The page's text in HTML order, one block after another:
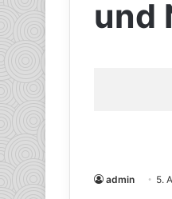
und
admin 5.